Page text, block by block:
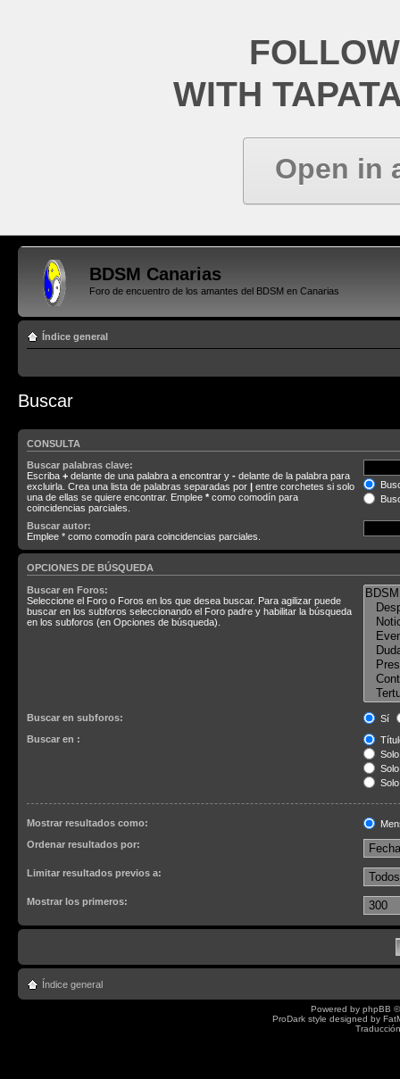
WITH
Open in
BDSM Canarias
Foro de encuentro de los amantes del BDSM en Canarias
Índice general
Buscar
CONSULTA
Buscar palabras clave:
Escriba + delante de una palabra a encontrar y - delante de la palabra para
excluirla. Crea una lista de palabras separadas por | entre corchetes si solo
una de ellas se quiere encontrar. Emplee * como comodín para
coincidencias parciales.
Buscar autor:
Emplee * como comodín para coincidencias parciales.
OPCIONES DE BÚSQUEDA
Buscar en Foros:
Seleccione el Foro o Foros en los que desea buscar. Para agilizar puede
buscar en los subforos seleccionando el Foro padre y habilitar la búsqueda
en los subforos (en Opciones de búsqueda).
Buscar en subforos:
Sí
Buscar en :
Mostrar resultados como:
Ordenar resultados por:
Limitar resultados previos a:
Mostrar los primeros:
Índice general
Powered by phpBB
ProDark style designed by